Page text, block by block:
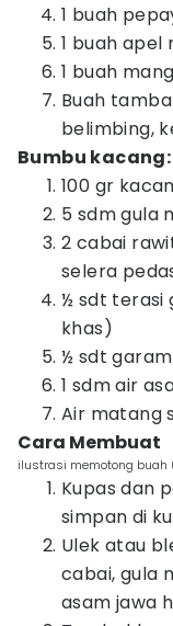
1 buah
1 buah apel
1 buah
Buah
belimbing,
Bumbu kacang:
100 gr
5 sdm gula
2 cabai
selera
½ sdt terasi
khas)
½ sdt garam
1 sdm air
Air matang
Cara Membuat
ilustrasi memotong buah
Kupas dan
simpan di
Ulek atau
cabai, gula
asam jawa